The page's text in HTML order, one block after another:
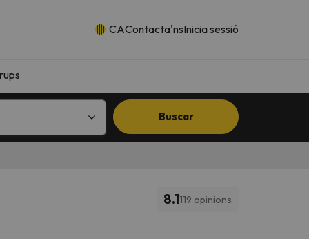
CAContacta'nsInicia sessió
Buscar
8.1119 opinions